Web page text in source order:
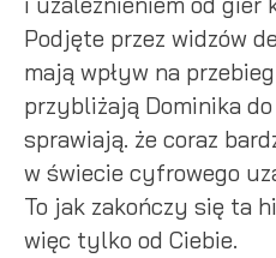
Podjęte przez widzów
mają wpływ na
przybliżają Dominika
sprawiają. że coraz
w świecie cyfrowego
To jak zakończy się ta
więc tylko od Ciebie.